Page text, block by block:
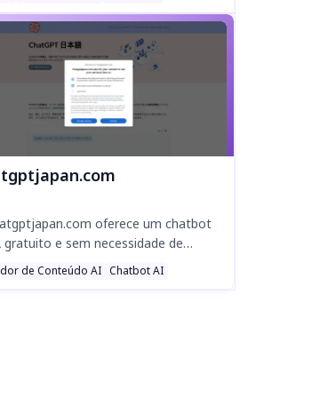
oferece um chatbot
gratuito e sem necessidade de
para utilizadores japoneses,
de Conteúdo AI Chatbot AI